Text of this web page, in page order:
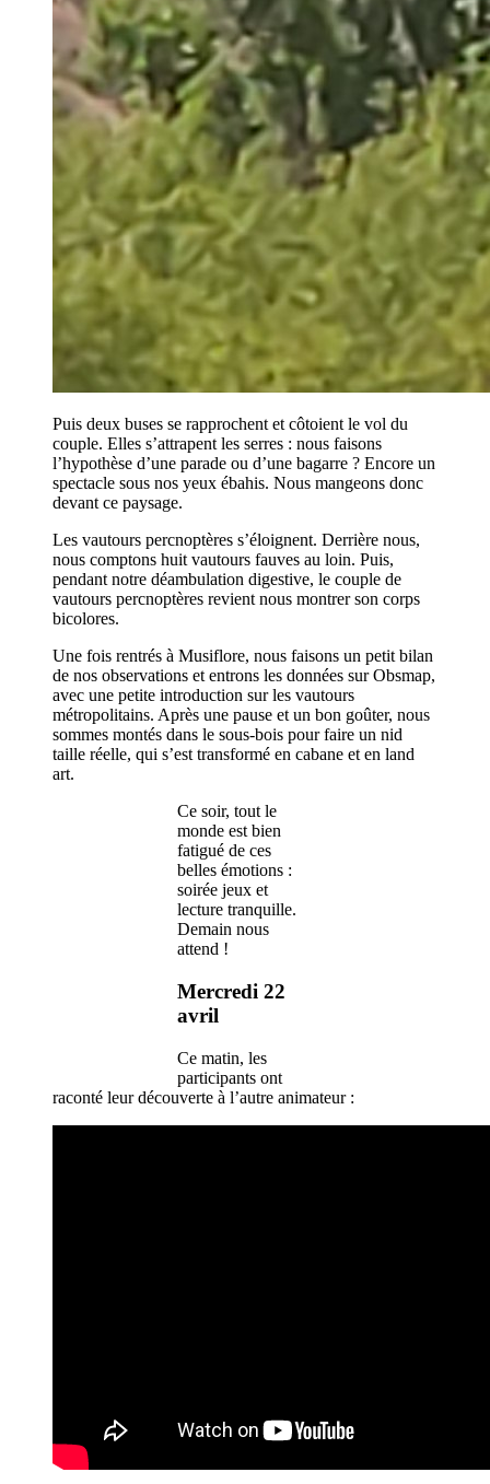
Puis deux buses se rapprochent et côtoient le vol du
couple. Elles s’attrapent les serres : nous faisons
l’hypothèse d’une parade ou d’une bagarre ? Encore un
spectacle sous nos yeux ébahis. Nous mangeons donc
devant ce paysage.
Les vautours percnoptères s’éloignent. Derrière nous,
nous comptons huit vautours fauves au loin. Puis,
pendant notre déambulation digestive, le couple de
vautours percnoptères revient nous montrer son corps
bicolores.
Une fois rentrés à Musiflore, nous faisons un petit bilan
de nos observations et entrons les données sur Obsmap,
avec une petite introduction sur les vautours
métropolitains. Après une pause et un bon goûter, nous
sommes montés dans le sous-bois pour faire un nid
taille réelle, qui s’est transformé en cabane et en land
art.
Ce soir, tout le
monde est bien
fatigué de ces
belles émotions :
soirée jeux et
lecture tranquille.
Demain nous
attend !
Mercredi 22
avril
Ce matin, les
participants ont
raconté leur découverte à l’autre animateur :